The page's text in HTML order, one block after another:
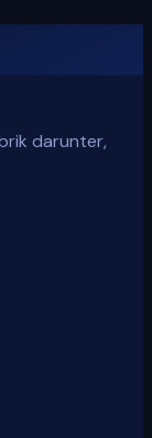
darunter,